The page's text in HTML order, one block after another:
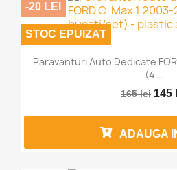
Paravanturi Auto Dedicate
(4...
165 lei 145
-20 LEI
STOC EPUIZAT
ADAUGA